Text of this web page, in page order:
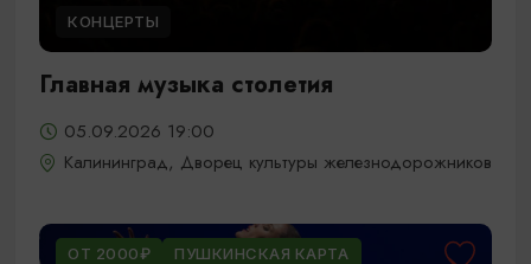
КОНЦЕРТЫ
Главная музыка столетия
05.09.2026 19:00
Калининград, Дворец культуры железнодорожников
ОТ 2000₽ ПУШКИНСКАЯ КАРТА